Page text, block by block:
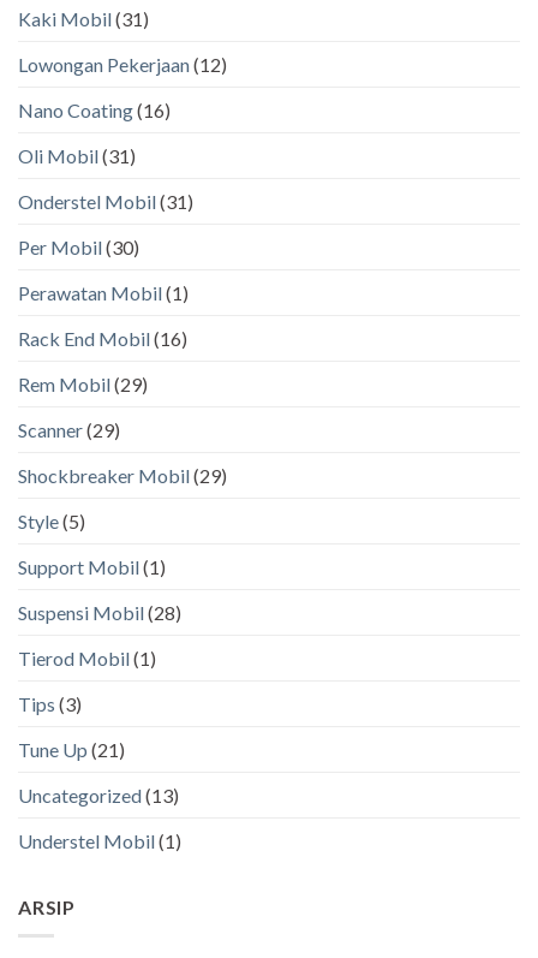
Kaki Mobil(31)
Lowongan Pekerjaan(12)
Nano Coating(16)
Oli Mobil(31)
Onderstel Mobil(31)
Per Mobil(30)
Perawatan Mobil(1)
Rack End Mobil(16)
Rem Mobil(29)
Scanner(29)
Shockbreaker Mobil(29)
Style(5)
Support Mobil(1)
Suspensi Mobil(28)
Tierod Mobil(1)
Tips (3)
Tune Up (21)
Uncategorized(13)
Understel Mobil(1)
ARSIP